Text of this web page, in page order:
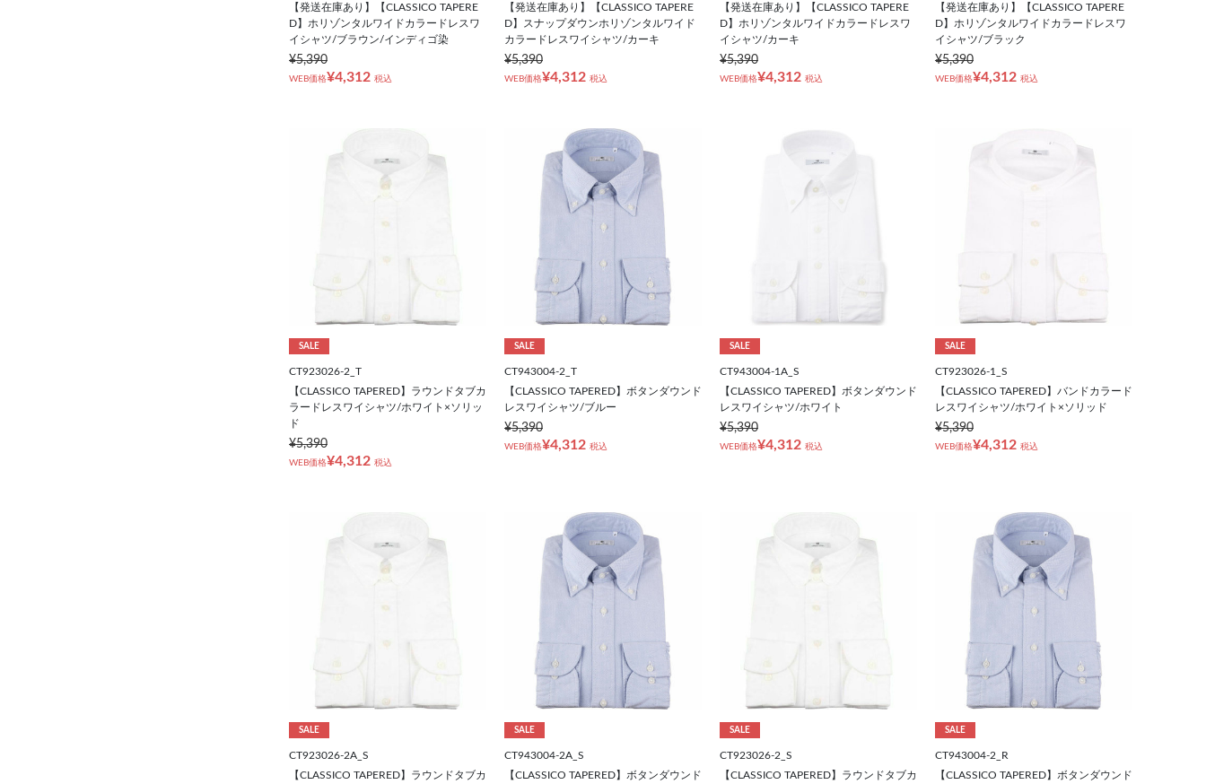
【発送在庫あり】【CLASSICO TAPERE
D】ホリゾンタルワイドカラードレスワ
イシャツ/ブラウン/インディゴ染
¥5,390
WEB価格¥4,312 税込
【発送在庫あり】【CLASSICO TAPERE
D】スナップダウンホリゾンタルワイド
カラードレスワイシャツ/カーキ
¥5,390
WEB価格¥4,312 税込
【発送在庫あり】【CLASSICO TAPERE
D】ホリゾンタルワイドカラードレスワ
イシャツ/カーキ
¥5,390
WEB価格¥4,312 税込
【発送在庫あり】【CLASSICO TAPERE
D】ホリゾンタルワイドカラードレスワ
イシャツ/ブラック
¥5,390
WEB価格¥4,312 税込
SALE
CT923026-2_T
【CLASSICO TAPERED】ラウンドタブカ
ラードレスワイシャツ/ホワイト×ソリッ
ド
¥5,390
WEB価格¥4,312 税込
SALE
CT943004-2_T
【CLASSICO TAPERED】ボタンダウンド
レスワイシャツ/ブルー
¥5,390
WEB価格¥4,312 税込
SALE
CT943004-1A_S
【CLASSICO TAPERED】ボタンダウンド
レスワイシャツ/ホワイト
¥5,390
WEB価格¥4,312 税込
SALE
CT923026-1_S
【CLASSICO TAPERED】バンドカラード
レスワイシャツ/ホワイト×ソリッド
¥5,390
WEB価格¥4,312 税込
SALE
CT923026-2A_S
【CLASSICO TAPERED】ラウンドタブカ
SALE
CT943004-2A_S
【CLASSICO TAPERED】ボタンダウンド
SALE
CT923026-2_S
【CLASSICO TAPERED】ラウンドタブカ
SALE
CT943004-2_R
【CLASSICO TAPERED】ボタンダウンド